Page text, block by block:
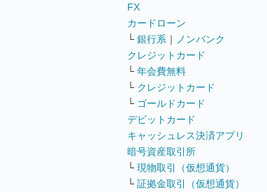
FX
カードローン
└ 銀行系 ｜
ノンバンク
クレジットカード
└ 年会費無料
└ クレジットカード
└ ゴールドカード
デビットカード
キャッシュレス決済アプリ
暗号資産取引所
└ 現物取引（仮想通貨）
└ 証拠金取引（仮想通貨）